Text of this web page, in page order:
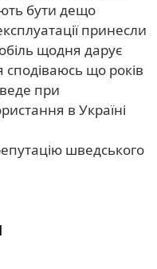
бути дещо
принесли
щодня дарує
сподіваюсь що років
при
в Україні
шведського